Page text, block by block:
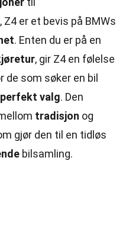
, Z4 er et bevis på BMWs
. Enten du er på en
, gir Z4 en følelse
de som søker en bil
perfekt valg. Den
tradisjon og
gjør den til en tidløs
bilsamling.